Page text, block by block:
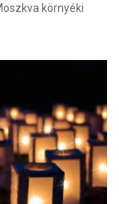
környéki